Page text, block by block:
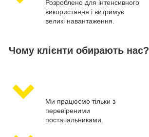
Розроблено для інтенсивного
використання і витримує
великі навантаження.
Чому клієнти обирають нас?
Ми працюємо тільки з
перевіреними
постачальниками.